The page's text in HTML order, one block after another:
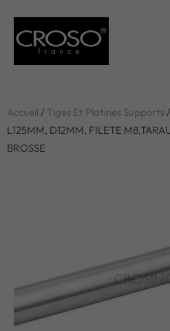
Accueil / Tiges Et Platines Supports
L125MM, D12MM, FILETE
BROSSE